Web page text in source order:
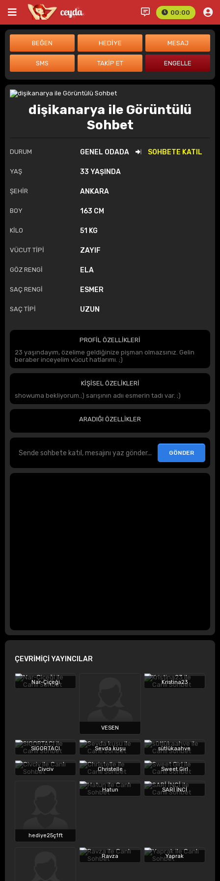
00:00
dişikanarya ile Görüntülü
Sohbet
DURUM GENEL ODADA SOHBETE KATIL
YAŞ 33 YAŞINDA
ŞEHİR ANKARA
BOY 163 CM
KİLO 51 KG
VÜCUT TİPİ ZAYIF
GÖZ RENGİ ELA
SAÇ RENGİ ESMER
SAÇ TİPİ UZUN
PROFİL ÖZELLİKLERİ
23 yaşındayım, özelime geldiğinize pişman olmazsınız. Gelin
beraber inceyelim vücut hatlarımı. ;)
KİŞİSEL ÖZELİKLERİ
showuma bekliyorum.;) sarışının adıı esmerin tadı var. ;)
ARADIĞI ÖZELLİKLER
ÇEVRİMİÇİ YAYINCILAR
Nar-Çiçeği
VESEN
Kristina23
SIGORTACI Sevda kuşu sütlükaahve
Civciv Christelle Sweet Girl
hediye25ç1ft
Hatun SARİ İNCİ
Ravza Yaprak